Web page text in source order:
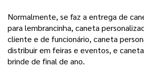
Normalmente, se faz a entrega de
para lembrancinha, caneta
cliente e de funcionário, caneta
distribuir em feiras e eventos, e
brinde de final de ano.